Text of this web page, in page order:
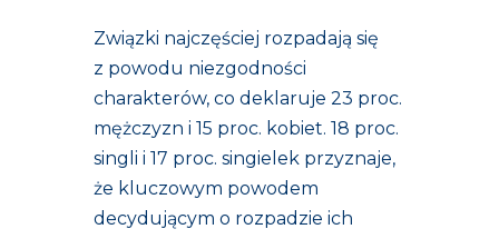
Związki najczęściej rozpadają się
z powodu niezgodności
charakterów, co deklaruje 23 proc.
mężczyzn i 15 proc. kobiet. 18 proc.
singli i 17 proc. singielek przyznaje,
że kluczowym powodem
decydującym o rozpadzie ich